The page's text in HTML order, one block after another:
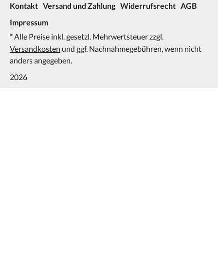
Kontakt Versand und Zahlung Widerrufsrecht AGB
Impressum
* Alle Preise inkl. gesetzl. Mehrwertsteuer zzgl.
Versandkosten und ggf. Nachnahmegebühren, wenn nicht
anders angegeben.
2026